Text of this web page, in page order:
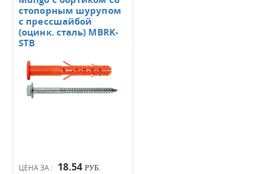
ЦЕНА ЗА : 18.54 РУБ.
стопорным шурупом
с прессшайбой
(оцинк. сталь) MBRK-
STB